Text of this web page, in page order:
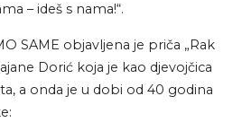
– ideš s nama!“.
SAME objavljena je priča „Rak
Dorić koja je kao djevojčica
a onda je u dobi od 40 godina